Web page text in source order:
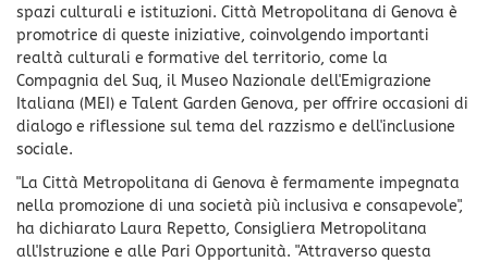
spazi culturali e istituzioni. Città Metropolitana di Genova è
promotrice di queste iniziative, coinvolgendo importanti
realtà culturali e formative del territorio, come la
Compagnia del Suq, il Museo Nazionale dell'Emigrazione
Italiana (MEI) e Talent Garden Genova, per offrire occasioni di
dialogo e riflessione sul tema del razzismo e dell'inclusione
sociale.
"La Città Metropolitana di Genova è fermamente impegnata
nella promozione di una società più inclusiva e consapevole",
ha dichiarato Laura Repetto, Consigliera Metropolitana
all'Istruzione e alle Pari Opportunità. "Attraverso questa